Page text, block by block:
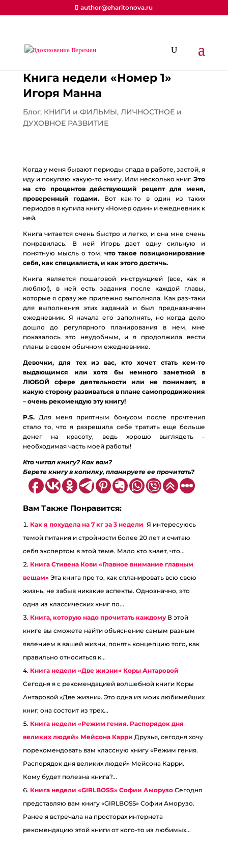
author@eharitonova.ru
Книга недели «Номер 1»
Игоря Манна
Блог, КНИГИ и ФИЛЬМЫ, ЛИЧНОСТНОЕ и
ДУХОВНОЕ РАЗВИТИЕ
Когда у меня бывают периоды спада в работе, застой, я
иду и покупаю какую-то книгу. Или несколько книг.Это
на сто процентов действующий рецепт для меня,
проверенный годами. Вот как-то в один из таких
периодов я купила книгу «Номер один» и ежедневник к
ней.
Книга читается очень быстро и легко, и она мне очень
понравилась. В ней Игорь дает одну сильную и
понятную мысль о том,что такое позиционирование
себя, как специалиста, и как этого достичь.
Книга является пошаговой инструкцией (все, как я
люблю!), в ней есть задания после каждой главы,
которые я сразу же прилежно выполняла. Как раз-таки
для выполнения этих заданий и был предназначен
ежедневник. Я начала его заполнять, но когда дело
дошло до регулярного планирования в нем, мне
показалось это неудобным, и я продолжила вести
планы в своем обычном ежедневнике.
Девочки, для тех из вас, кто хочет стать кем-то
выдающимся или хотя бы немного заметной в
ЛЮБОЙ сфере деятельности или не понимает, в
какую сторону развиваться в плане самопродвижения
– очень рекомендую эту книгу!
P.S.Для меня приятным бонусом после прочтения
стало то, что я разрешила себе тратить еще больше
денег на красоту, ведь хорошо выглядеть –
необходимая часть моей работы!
Кто читал книгу? Как вам?
Берете книгу в копилку, планируете ее прочитать?
Вам Также Понравится:
Как я похудела на 7 кг за 3 недели Я интересуюсь
темой питания и стройности более 20 лет и считаю
себя экспертом в этой теме. Мало кто знает, что...
Книга Стивена Кови «Главное внимание главным
вещам» Эта книга про то, как спланировать всю свою
жизнь, не забыв никакие аспекты. Однозначно, это
одна из классических книг по...
Книга, которую надо прочитать каждому В этой
книге вы сможете найти объяснение самым разным
явлением в вашей жизни, понять концепцию того, как
правильно относиться к...
Книга недели «Две жизни» Коры Антаровой
Сегодня я с рекомендацией волшебной книги Коры
Антаровой «Две жизни». Это одна из моих любимейших
книг, она состоит из трех...
Книга недели «Режим гения. Распорядок дня
великих людей» Мейсона Карри Друзья, сегодня хочу
порекомендовать вам классную книгу «Режим гения.
Распорядок дня великих людей» Мейсона Карри. ⠀
Кому будет полезна книга?...
Книга недели «GIRLBOSS» Софии Аморузо Сегодня
представляю вам книгу «GIRLBOSS» Софии Аморузо.
Ранее я встречала на просторах интернета
рекомендацию этой книги от кого-то из любимых...